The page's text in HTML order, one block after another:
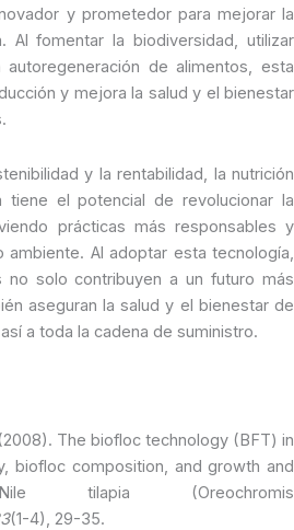
y prometedor para mejorar la
Al fomentar la biodiversidad, utilizar
de alimentos, esta
y mejora la salud y el bienestar
y la rentabilidad, la nutrición
tiene el potencial de revolucionar la
prácticas más responsables y
Al adoptar esta tecnología,
no solo contribuyen a un futuro más
aseguran la salud y el bienestar de
a toda la cadena de suministro.
The biofloc technology (BFT) in
biofloc composition, and growth and
tilapia (Oreochromis
(1-4), 29-35.